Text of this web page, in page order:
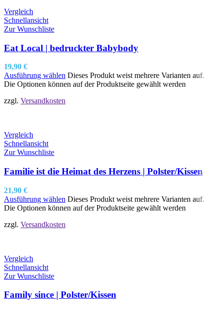
Vergleich
Schnellansicht
Zur Wunschliste
Eat Local | bedruckter Babybody
19,90 €
Ausführung wählen Dieses Produkt weist mehrere Varianten auf.
Die Optionen können auf der Produktseite gewählt werden
zzgl. Versandkosten
Vergleich
Schnellansicht
Zur Wunschliste
Familie ist die Heimat des Herzens | Polster/Kissen
21,90 €
Ausführung wählen Dieses Produkt weist mehrere Varianten auf.
Die Optionen können auf der Produktseite gewählt werden
zzgl. Versandkosten
Vergleich
Schnellansicht
Zur Wunschliste
Family since | Polster/Kissen